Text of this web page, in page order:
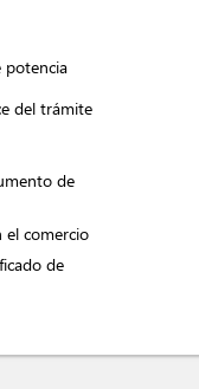
potencia
del trámite
de
el comercio
de